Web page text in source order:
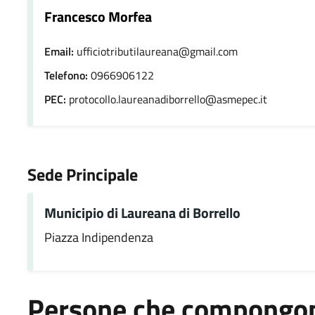
Francesco Morfea
Email: ufficiotributilaureana@gmail.com
Telefono: 0966906122
PEC: protocollo.laureanadiborrello@asmepec.it
Sede Principale
Municipio di Laureana di Borrello
Piazza Indipendenza